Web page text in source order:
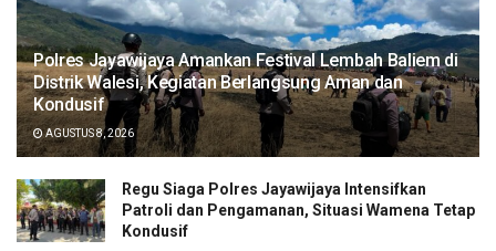
Polres Jayawijaya Amankan Festival Lembah Baliem di
Distrik Walesi, Kegiatan Berlangsung Aman dan
Kondusif
AGUSTUS 8, 2026
Regu Siaga Polres Jayawijaya Intensifkan
Patroli dan Pengamanan, Situasi Wamena Tetap
Kondusif